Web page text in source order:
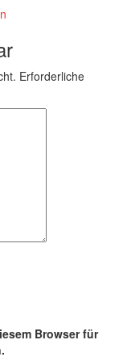
Erforderliche
Browser für